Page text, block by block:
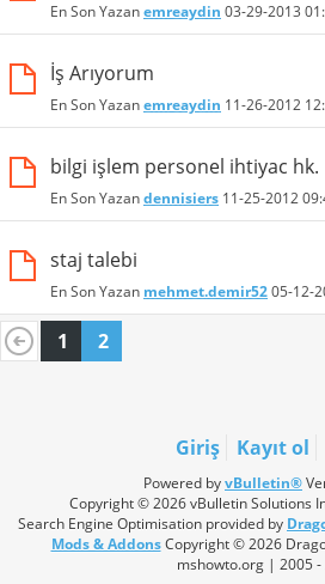
En Son Yazanemreaydin 03-29-2013
İş Arıyorum
En Son Yazanemreaydin 11-26-2012
bilgi işlem personel ihtiyac hk.
En Son Yazandennisiers 11-25-2012
staj talebi
En Son Yazan mehmet.demir5205-12-
1 2
Giriş Kayıt ol
Powered byvBulletin®
Copyright © 2026 vBulletin Solutions
Search Engine Optimisation provided by
Mods & AddonsCopyright © 2026
mshowto.org | 2005 -